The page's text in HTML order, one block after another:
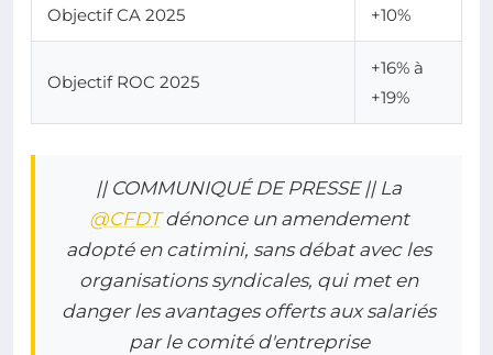
Objectif CA 2025 +10%
Objectif ROC 2025
+16% à
+19%
|| COMMUNIQUÉ DE PRESSE || La
@CFDTdénonce un amendement
adopté en catimini, sans débat avec les
organisations syndicales, qui met en
danger les avantages offerts aux salariés
par le comité d'entreprise